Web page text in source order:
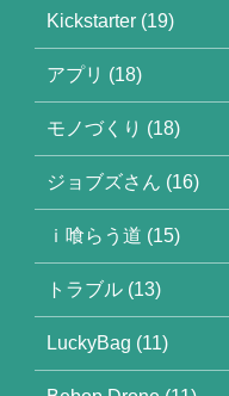
Kickstarter (19)
アプリ (18)
モノづくり (18)
ジョブズさん (16)
ｉ喰らう道 (15)
トラブル (13)
LuckyBag (11)